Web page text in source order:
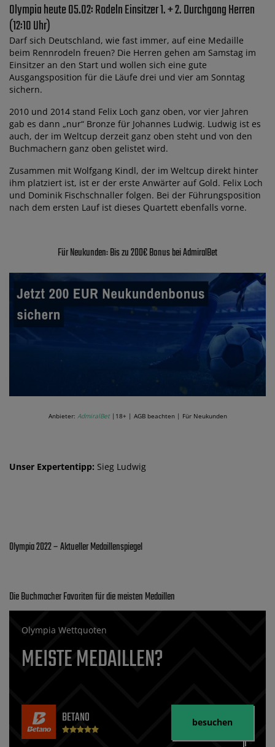
Olympia heute 05.02: Rodeln Einsitzer 1. + 2. Durchgang Herren
(12:10 Uhr)
Darf sich Deutschland, wie fast immer, auf eine Medaille
beim Rennrodeln freuen? Die Herren gehen am Samstag im
Einsitzer an den Start und wollen sich eine gute
Ausgangsposition für die Läufe drei und vier am Sonntag
sichern.
2010 und 2014 stand Felix Loch ganz oben, vor vier Jahren
gab es dann „nur“ Bronze für Johannes Ludwig. Ludwig ist es
auch, der im Weltcup derzeit ganz oben steht und von den
Buchmachern ganz oben gelistet wird.
Zusammen mit Wolfgang Kindl, der im Weltcup direkt hinter
ihm platziert ist, ist er der erste Anwärter auf Gold. Felix Loch
und Dominik Fischschnaller folgen. Bei der Führungsposition
nach dem ersten Lauf ist dieses Quartett ebenfalls vorne.
Für Neukunden: Bis zu 200€ Bonus bei AdmiralBet
Anbieter: AdmiralBet|18+ | AGB beachten | Für Neukunden
Unser Expertentipp: Sieg Ludwig
Olympia 2022 – Aktueller Medaillenspiegel
Die Buchmacher Favoriten für die meisten Medaillen
Olympia Wettquoten
MEISTE MEDAILLEN?
BETANO besuchen